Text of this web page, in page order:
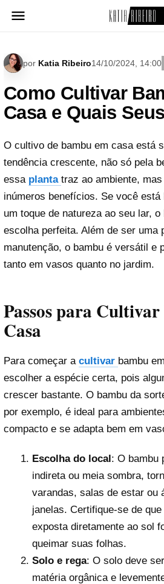
para
por Katia Ribeiro14/10/2024, 14:00
Como Cultivar
Casa e Quais
O cultivo de bambu em casa está
tendência crescente, não só pela
essa planta traz ao ambiente,
inúmeros benefícios. Se você está
um toque de natureza ao seu lar,
escolha perfeita. Além de ser uma
manutenção, o bambu é versátil e
tanto em vasos quanto no jardim.
Passos para
Casa
Para começar a cultivar bambu
escolher a espécie certa, pois
crescer bastante. O bambu da
por exemplo, é ideal para
compacto e se adapta bem em
Escolha do local: O bambu
indireta ou meia sombra,
varandas, salas de estar ou
janelas. Certifique-se de
exposta diretamente ao sol
queimar suas folhas.
Solo e rega: O solo deve
matéria orgânica e